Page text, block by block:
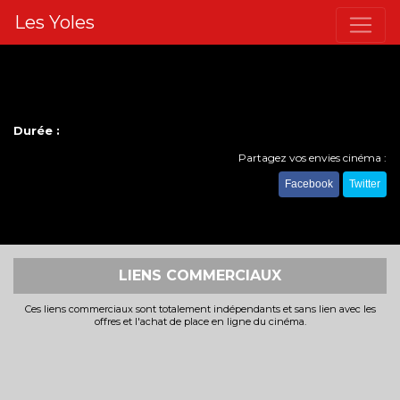
Les Yoles
Durée :
Partagez vos envies cinéma :
Facebook Twitter
LIENS COMMERCIAUX
Ces liens commerciaux sont totalement indépendants et sans lien avec les
offres et l'achat de place en ligne du cinéma.